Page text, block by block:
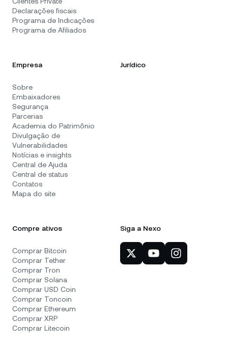
Declarações fiscais
Programa de Indicações
Programa de Afiliados
Empresa
Sobre
Embaixadores
Segurança
Parcerias
Academia do Patrimônio
Divulgação de
Vulnerabilidades
Notícias e insights
Central de Ajuda
Central de status
Contatos
Mapa do site
Jurídico
Compre ativos
Comprar Bitcoin
Comprar Tether
Comprar Tron
Comprar Solana
Comprar USD Coin
Comprar Toncoin
Comprar Ethereum
Comprar XRP
Comprar Litecoin
Siga a Nexo